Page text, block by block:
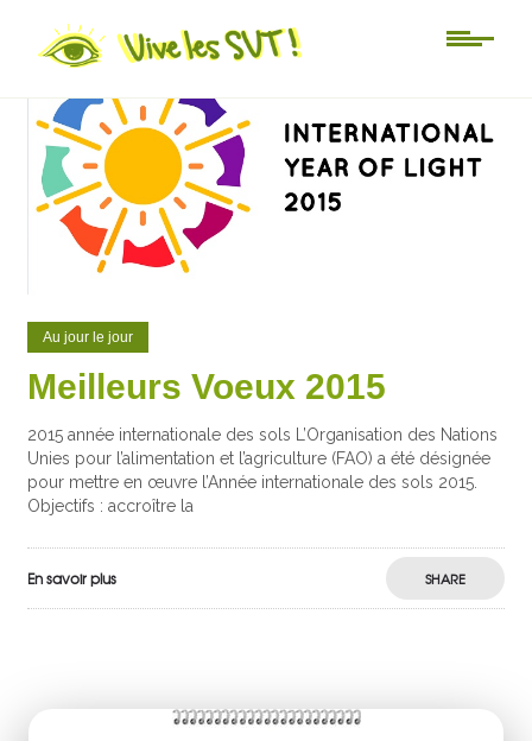
Au jour le jour
Meilleurs Voeux 2015
2015 année internationale des sols L’Organisation des Nations
Unies pour l’alimentation et l’agriculture (FAO) a été désignée
pour mettre en œuvre l’Année internationale des sols 2015.
Objectifs : accroître la
En savoir plus SHARE